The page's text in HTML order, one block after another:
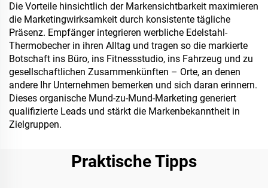
Die Vorteile hinsichtlich der Markensichtbarkeit maximieren
die Marketingwirksamkeit durch konsistente tägliche
Präsenz. Empfänger integrieren werbliche Edelstahl-
Thermobecher in ihren Alltag und tragen so die markierte
Botschaft ins Büro, ins Fitnessstudio, ins Fahrzeug und zu
gesellschaftlichen Zusammenkünften – Orte, an denen
andere Ihr Unternehmen bemerken und sich daran erinnern.
Dieses organische Mund-zu-Mund-Marketing generiert
qualifizierte Leads und stärkt die Markenbekanntheit in
Zielgruppen.
Praktische Tipps